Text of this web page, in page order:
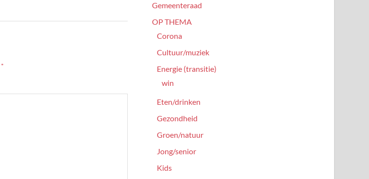
*
Gemeenteraad
OP THEMA
Corona
Cultuur/muziek
Energie (transitie)
win
Eten/drinken
Gezondheid
Groen/natuur
Jong/senior
Kids